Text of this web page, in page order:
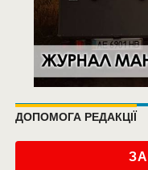
ДОПОМОГА РЕДАКЦІЇ